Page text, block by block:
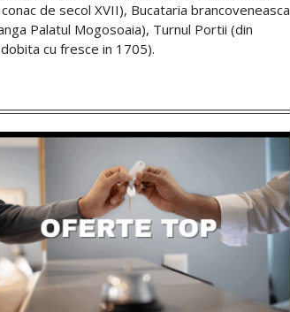
de secol XVII), Bucataria brancoveneasca
Palatul Mogosoaia), Turnul Portii (din
cu fresce in 1705).